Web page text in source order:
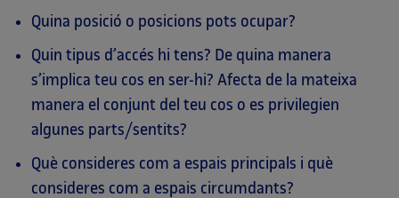
Quina posició o posicions pots ocupar?
Quin tipus d’accés hi tens? De quina manera
s’implica teu cos en ser-hi? Afecta de la mateixa
manera el conjunt del teu cos o es privilegien
algunes parts/sentits?
Què consideres com a espais principals i què
consideres com a espais circumdants?